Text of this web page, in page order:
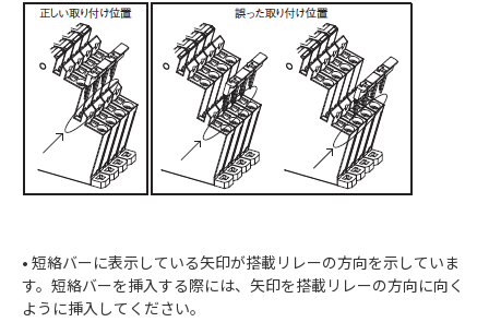
• 短絡バーに表示している矢印が搭載リレーの方向を示していま
す。短絡バーを挿入する際には、矢印を搭載リレーの方向に向く
ように挿入してください。